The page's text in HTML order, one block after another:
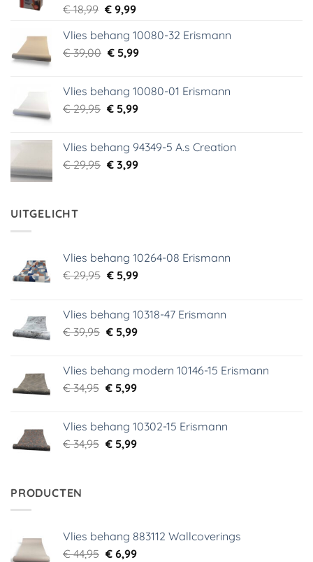
€18,99 Oorspronkelijke
was:
€ 18,99.
€9,99Huidige
is:
€ 9,99.
Vlies behang 10080-32 Erismann
€39,00 Oorspronkelijke
€ 39,00.
€5,99Huidige
€ 5,99.
Vlies behang 10080-01 Erismann
€29,95 Oorspronkelijke
€ 29,95.
€5,99Huidige
€ 5,99.
Vlies behang 94349-5 A.s Creation
€29,95 Oorspronkelijke
€3,99Huidige
UITGELICHT
Vlies behang 10264-08 Erismann
€29,95 Oorspronkelijke
€ 29,95.
€5,99Huidige
€ 5,99.
Vlies behang 10318-47 Erismann
€39,95 Oorspronkelijke
€ 39,95.
€5,99Huidige
€ 5,99.
Vlies behang modern 10146-15 Erismann
€34,95 Oorspronkelijke
€ 34,95.
€5,99Huidige
€ 5,99.
Vlies behang 10302-15 Erismann
€34,95 Oorspronkelijke
€5,99Huidige
PRODUCTEN
Vlies behang 883112 Wallcoverings
€44,95 Oorspronkelijke
€6,99Huidige